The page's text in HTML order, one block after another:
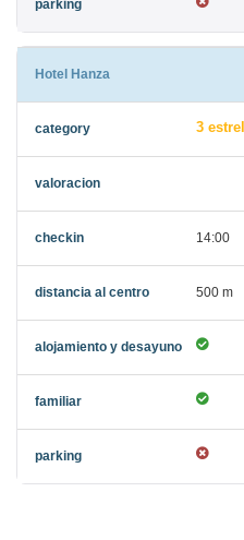
Hotel Hanza
3
14:00
500 m